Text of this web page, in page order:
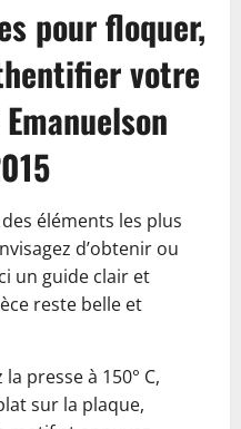
pour floquer,
votre
éléments les plus
d’obtenir ou
un guide clair et
reste belle et
presse à 150° C,
sur la plaque,